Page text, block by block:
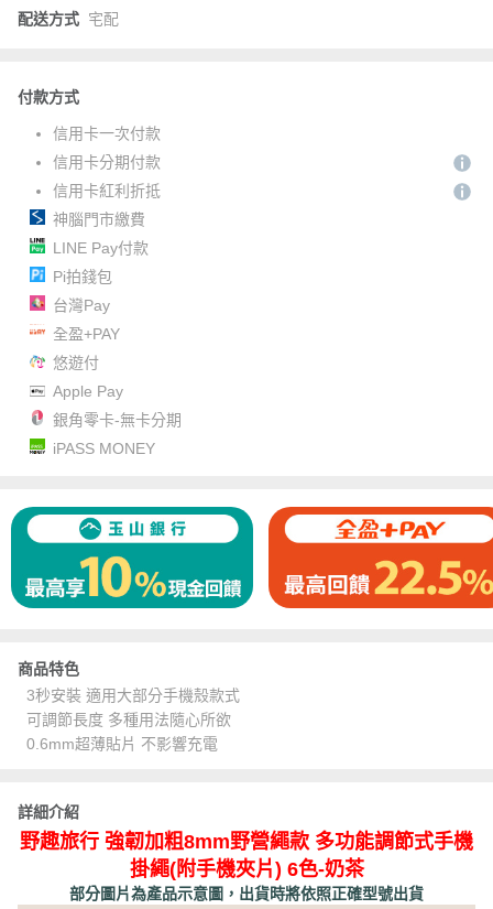
配送方式 宅配
付款方式
信用卡一次付款
信用卡分期付款
信用卡紅利折抵
神腦門市繳費
LINE Pay付款
Pi拍錢包
台灣Pay
全盈+PAY
悠遊付
Apple Pay
銀角零卡-無卡分期
iPASS MONEY
商品特色
3秒安裝 適用大部分手機殼款式
可調節長度 多種用法隨心所欲
0.6mm超薄貼片 不影響充電
詳細介紹
野趣旅行 強韌加粗8mm野營繩款 多功能調節式手機
掛繩(附手機夾片) 6色-奶茶
部分圖片為產品示意圖，出貨時將依照正確型號出貨